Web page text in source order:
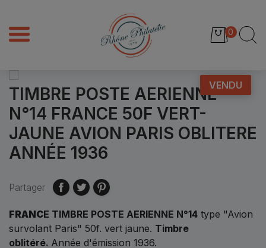
0
VENDU
TIMBRE POSTE AERIENNE
N°14 FRANCE 50F VERT-
JAUNE AVION PARIS OBLITERE
ANNÉE 1936
Partager
FRANCE TIMBRE POSTE AERIENNE N°14 type "Avion
survolant Paris" 50f. vert jaune. Timbre
oblitéré. Année d'émission 1936.